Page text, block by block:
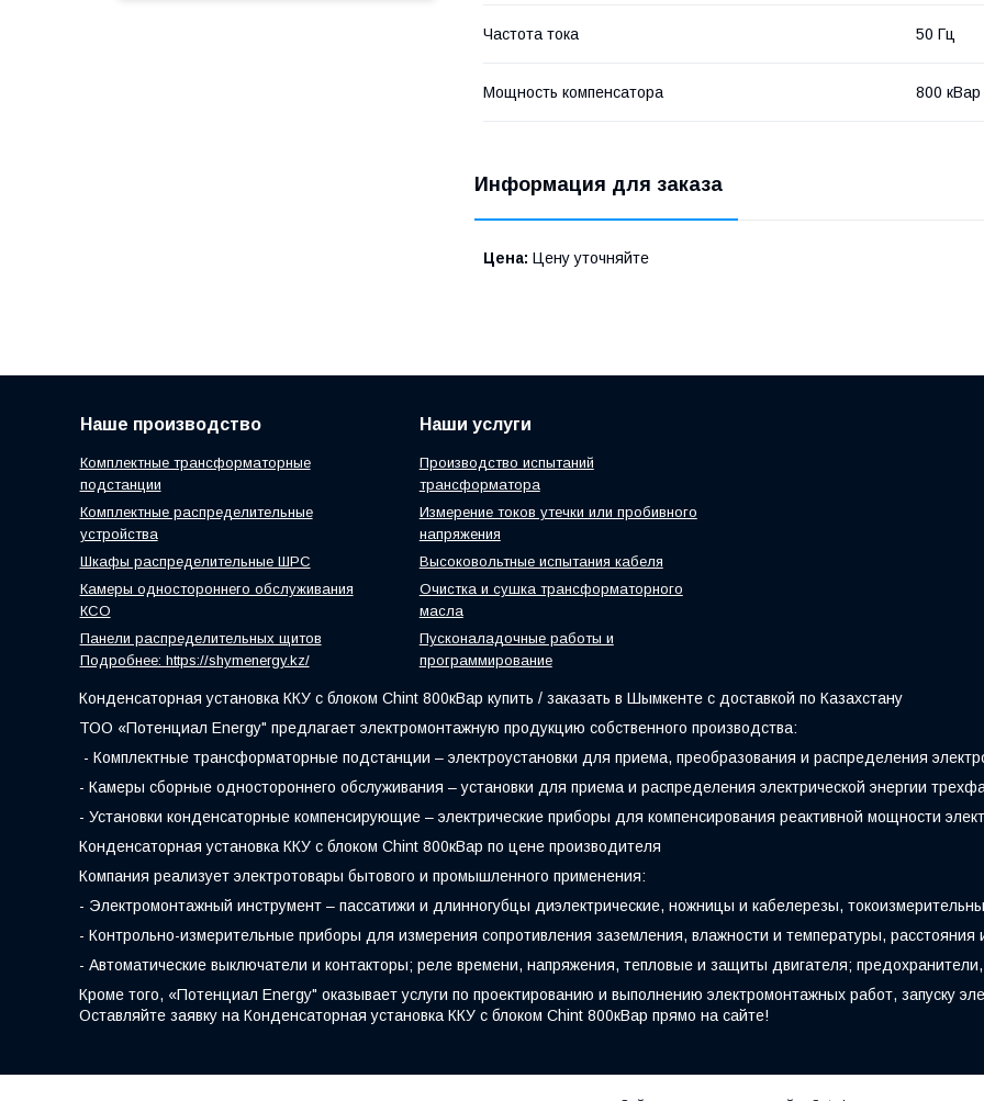
Частота тока 50 Гц
Мощность компенсатора 800 кВар
Информация для заказа
Цена: Цену уточняйте
Наше производство
Комплектные трансформаторные
подстанции
Комплектные распределительные
устройства
Шкафы распределительные ШРС
Камеры одностороннего обслуживания
КСО
Панели распределительных щитов
Подробнее: https://shymenergy.kz/
Наши услуги
Производство испытаний
трансформатора
Измерение токов утечки или пробивного
напряжения
Высоковольтные испытания кабеля
Очистка и сушка трансформаторного
масла
Пусконаладочные работы и
программирование
Конденсаторная установка ККУ с блоком Chint 800кВар купить / заказать в Шымкенте с доставкой по Казахстану
ТОО «Потенциал Energy" предлагает электромонтажную продукцию собственного производства:
- Комплектные трансформаторные подстанции – электроустановки для приема, преобразования и распределения
- Камеры сборные одностороннего обслуживания – установки для приема и распределения электрической энергии
- Установки конденсаторные компенсирующие – электрические приборы для компенсирования реактивной мощности
Конденсаторная установка ККУ с блоком Chint 800кВар по цене производителя
Компания реализует электротовары бытового и промышленного применения:
- Электромонтажный инструмент – пассатижи и длинногубцы диэлектрические, ножницы и кабелерезы,
- Контрольно-измерительные приборы для измерения сопротивления заземления, влажности и температуры,
- Автоматические выключатели и контакторы; реле времени, напряжения, тепловые и защиты двигателя;
Кроме того, «Потенциал Energy" оказывает услуги по проектированию и выполнению электромонтажных работ, запуску
Оставляйте заявку на Конденсаторная установка ККУ с блоком Chint 800кВар прямо на сайте!